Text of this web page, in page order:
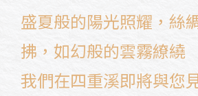
盛夏般的陽光照耀，絲
拂，如幻般的雲霧繚繞
我們在四重溪即將與您